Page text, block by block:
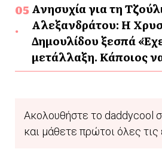
Ανησυχία για τη
Αλεξανδράτου: Η
Δημουλίδου ξεσπά
μετάλλαξη. Κάποιος
Ακολουθήστε το daddycool
και μάθετε πρώτοι όλες τις